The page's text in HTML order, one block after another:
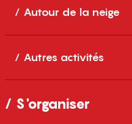
Autour de la neige
Autres activités
S'organiser
Europe